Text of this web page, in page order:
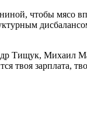
чтобы мясо
Тищук, Михаил
твоя зарплата,